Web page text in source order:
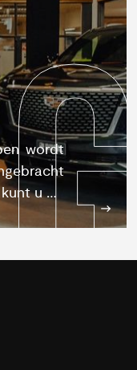
wordt
u dit